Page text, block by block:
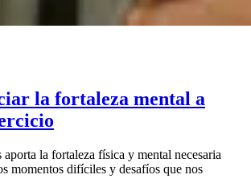
la fortaleza mental a
la fortaleza física y mental necesaria
momentos difíciles y desafíos que nos